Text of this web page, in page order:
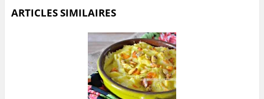
ARTICLES SIMILAIRES